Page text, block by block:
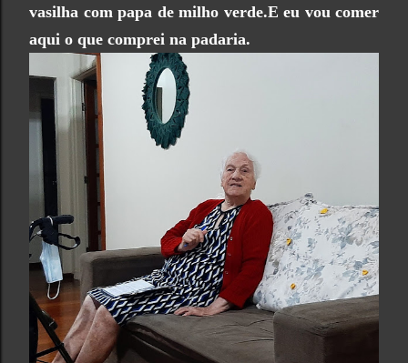
vasilha com papa de milho verde.E eu vou comer
aqui o que comprei na padaria.